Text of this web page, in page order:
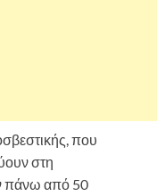
που
στη
πάνω από 50